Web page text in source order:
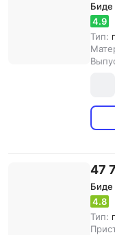
Биде
4.9
Тип:
47
Биде
4.8
Тип: